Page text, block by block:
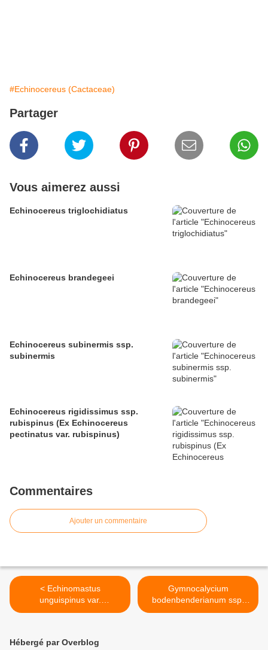
#Echinocereus (Cactaceae)
Partager
Vous aimerez aussi
Echinocereus triglochidiatus
Echinocereus brandegeei
Echinocereus subinermis ssp.
subinermis
Echinocereus rigidissimus ssp.
rubispinus (Ex Echinocereus
pectinatus var. rubispinus)
Commentaires
Ajouter un commentaire
< Echinomastus
unguispinus var.
durangensis
Gymnocalycium
bodenbenderianum ssp.
piltziorum (Ex.
Hébergé par Overblog